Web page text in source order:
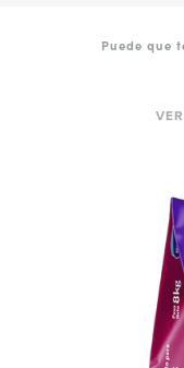
Puede que